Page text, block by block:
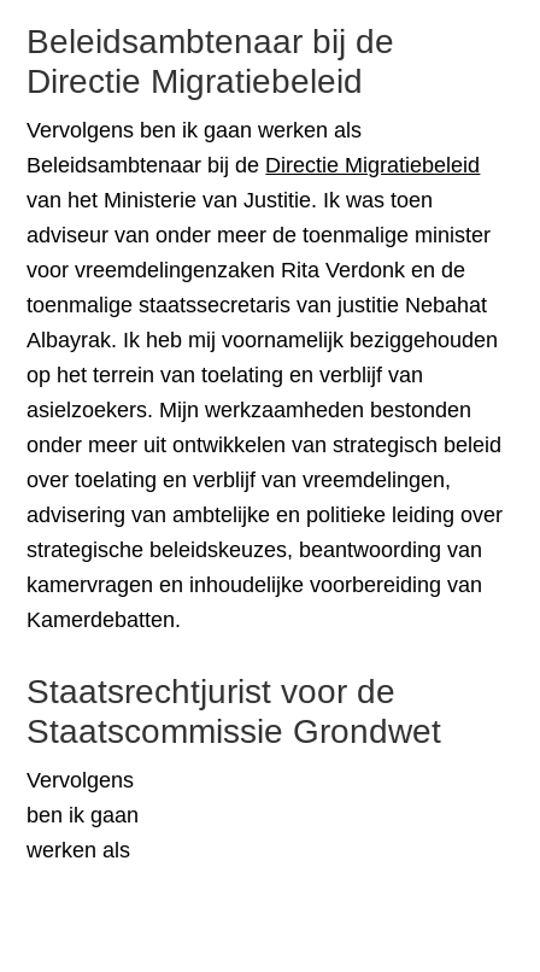
Beleidsambtenaar bij de
Directie Migratiebeleid
Vervolgens ben ik gaan werken als
Beleidsambtenaar bij de Directie Migratiebeleid
van het Ministerie van Justitie. Ik was toen
adviseur van onder meer de toenmalige minister
voor vreemdelingenzaken Rita Verdonk en de
toenmalige staatssecretaris van justitie Nebahat
Albayrak. Ik heb mij voornamelijk beziggehouden
op het terrein van toelating en verblijf van
asielzoekers. Mijn werkzaamheden bestonden
onder meer uit ontwikkelen van strategisch beleid
over toelating en verblijf van vreemdelingen,
advisering van ambtelijke en politieke leiding over
strategische beleidskeuzes, beantwoording van
kamervragen en inhoudelijke voorbereiding van
Kamerdebatten.
Staatsrechtjurist voor de
Staatscommissie Grondwet
Vervolgens
ben ik gaan
werken als